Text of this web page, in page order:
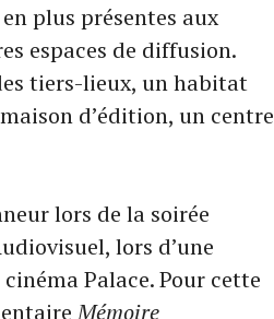
plus présentes aux
espaces de diffusion.
tiers-lieux, un habitat
d’édition, un centre
lors de la soirée
lors d’une
Palace. Pour cette
Mémoire